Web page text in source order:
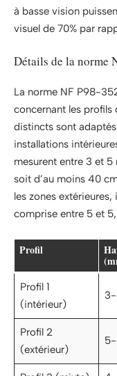
à basse vision
visuel de 70% par
Détails de la norme
La norme NF P98-
concernant les profils
distincts sont
installations
mesurent entre 3 et
soit d’au moins 40
les zones
comprise entre 5 et
Profil
Profil 1
(intérieur)
Profil 2
(extérieur)